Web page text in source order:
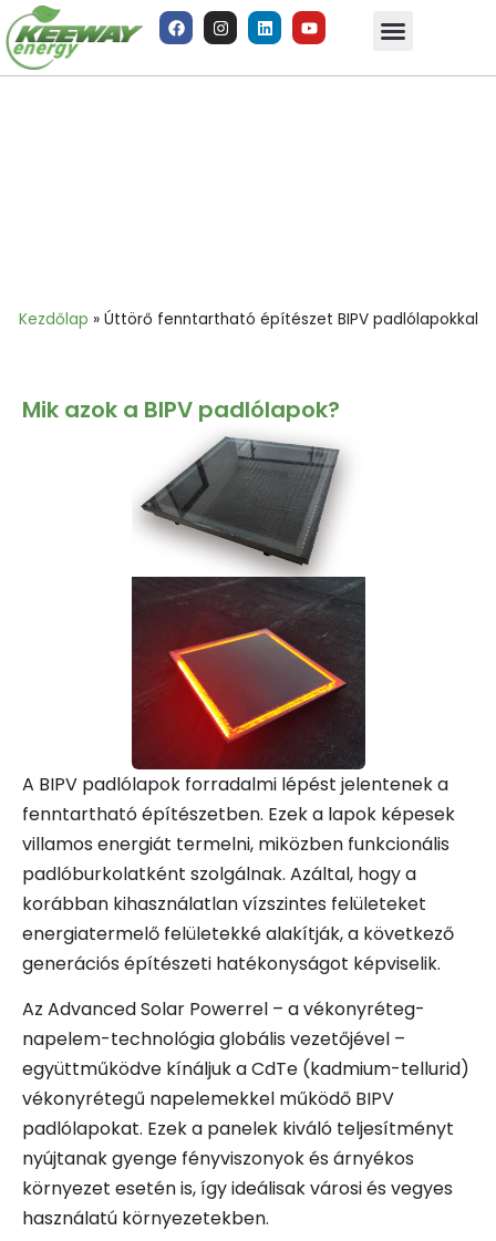
Kezdőlap » Úttörő fenntartható építészet BIPV padlólapokkal
Mik azok a BIPV padlólapok?
A BIPV padlólapok forradalmi lépést jelentenek a
fenntartható építészetben. Ezek a lapok képesek
villamos energiát termelni, miközben funkcionális
padlóburkolatként szolgálnak. Azáltal, hogy a
korábban kihasználatlan vízszintes felületeket
energiatermelő felületekké alakítják, a következő
generációs építészeti hatékonyságot képviselik.
Az Advanced Solar Powerrel – a vékonyréteg-
napelem-technológia globális vezetőjével –
együttműködve kínáljuk a CdTe (kadmium-tellurid)
vékonyrétegű napelemekkel működő BIPV
padlólapokat. Ezek a panelek kiváló teljesítményt
nyújtanak gyenge fényviszonyok és árnyékos
környezet esetén is, így ideálisak városi és vegyes
használatú környezetekben.